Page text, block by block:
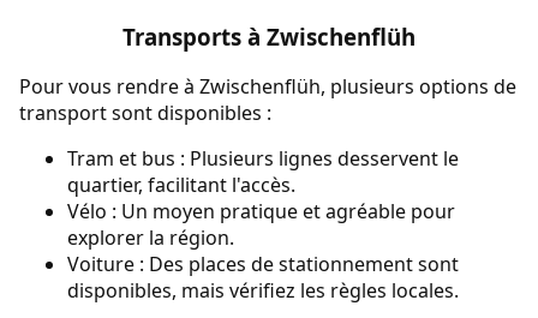
Transports à Zwischenflüh
Pour vous rendre à Zwischenflüh, plusieurs options de
transport sont disponibles :
Tram et bus : Plusieurs lignes desservent le
quartier, facilitant l'accès.
Vélo : Un moyen pratique et agréable pour
explorer la région.
Voiture : Des places de stationnement sont
disponibles, mais vérifiez les règles locales.